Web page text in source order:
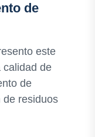
de
este
calidad de
de
de residuos